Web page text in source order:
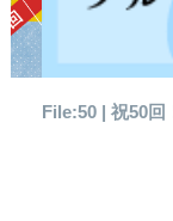
第2回 とちぎ